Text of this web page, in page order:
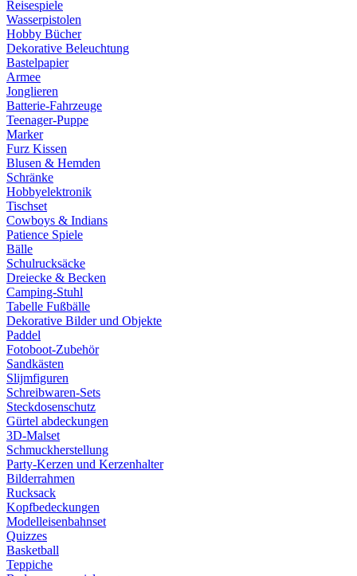
Reisespiele
Wasserpistolen
Hobby Bücher
Dekorative Beleuchtung
Bastelpapier
Armee
Jonglieren
Batterie-Fahrzeuge
Teenager-Puppe
Marker
Furz Kissen
Blusen & Hemden
Schränke
Hobbyelektronik
Tischset
Cowboys & Indians
Patience Spiele
Bälle
Schulrucksäcke
Dreiecke & Becken
Camping-Stuhl
Tabelle Fußbälle
Dekorative Bilder und Objekte
Paddel
Fotoboot-Zubehör
Sandkästen
Slijmfiguren
Schreibwaren-Sets
Steckdosenschutz
Gürtel abdeckungen
3D-Malset
Schmuckherstellung
Party-Kerzen und Kerzenhalter
Bilderrahmen
Rucksack
Kopfbedeckungen
Modelleisenbahnset
Quizzes
Basketball
Teppiche